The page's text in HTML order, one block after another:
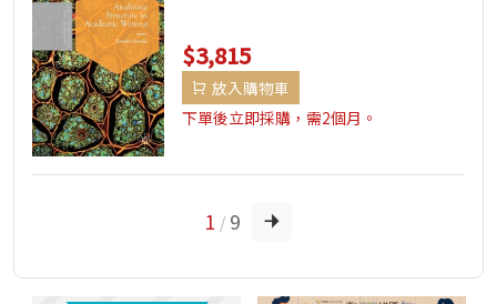
$3,815
放入購物車
下單後立即採購，需2個月。
1 / 9